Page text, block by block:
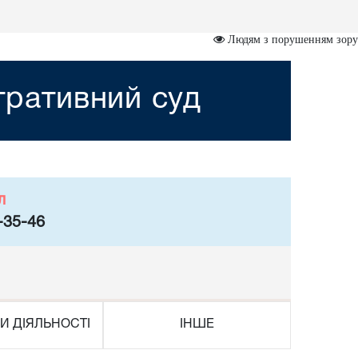
Людям з порушенням зору
суд
35-46
ДІЯЛЬНОСТІ ІНШЕ